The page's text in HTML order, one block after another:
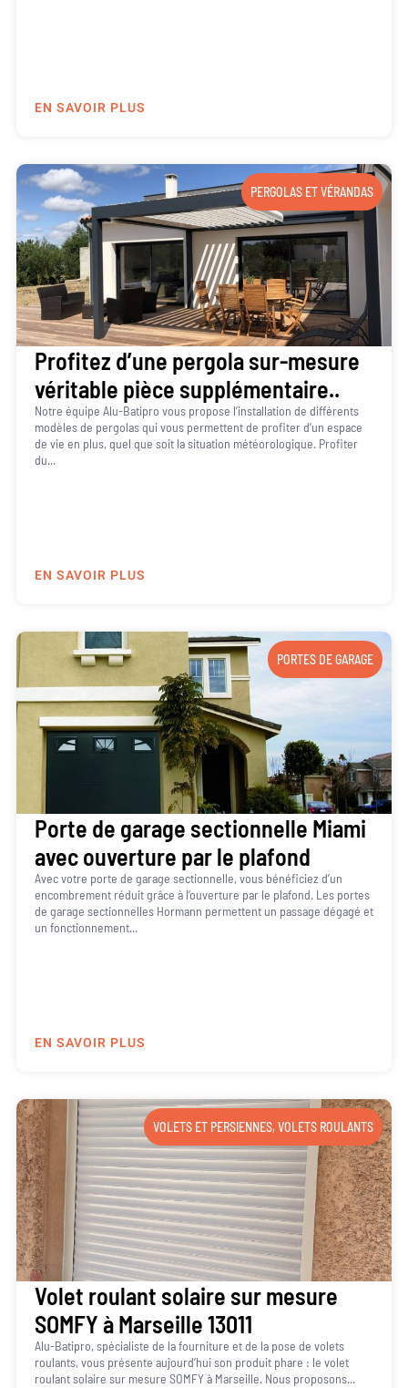
EN SAVOIR PLUS
PERGOLAS ET VÉRANDAS
Profitez d’une pergola sur-mesure
véritable pièce supplémentaire..
Notre équipe Alu-Batipro vous propose l’installation de différents
modèles de pergolas qui vous permettent de profiter d’un espace
de vie en plus, quel que soit la situation météorologique. Profiter
du...
EN SAVOIR PLUS
PORTES DE GARAGE
Porte de garage sectionnelle Miami
avec ouverture par le plafond
Avec votre porte de garage sectionnelle, vous bénéficiez d’un
encombrement réduit grâce à l’ouverture par le plafond. Les portes
de garage sectionnelles Hormann permettent un passage dégagé et
un fonctionnement...
EN SAVOIR PLUS
VOLETS ET PERSIENNES,VOLETS ROULANTS
Volet roulant solaire sur mesure
SOMFY à Marseille 13011
Alu-Batipro, spécialiste de la fourniture et de la pose de volets
roulants, vous présente aujourd’hui son produit phare : le volet
roulant solaire sur mesure SOMFY à Marseille. Nous proposons...